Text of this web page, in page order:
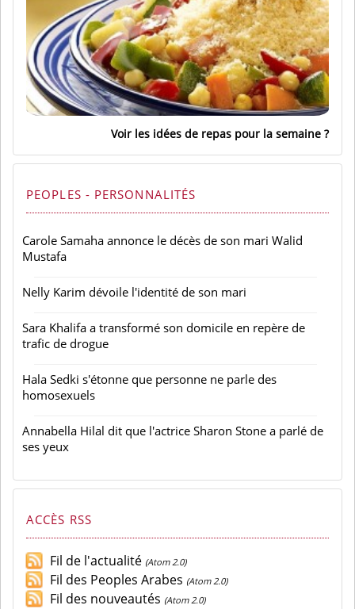
Voir les idées de repas pour la semaine
PEOPLES - PERSONNALITÉS
Carole Samaha annonce le décès de son mari Walid
Mustafa
Nelly Karim dévoile l'identité de son mari
Sara Khalifa a transformé son domicile en repère de
trafic de drogue
Hala Sedki s'étonne que personne ne parle des
homosexuels
Annabella Hilal dit que l'actrice Sharon Stone a parlé de
ses yeux
ACCÈS RSS
Fil de l'actualité (Atom 2.0)
Fil des Peoples Arabes (Atom 2.0)
Fil des nouveautés (Atom 2.0)